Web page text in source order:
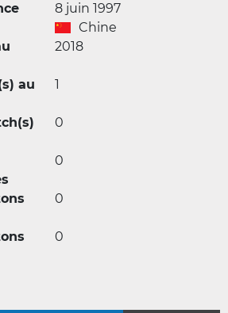
8 juin 1997
Chine
2018
au
1
0
0
0
0